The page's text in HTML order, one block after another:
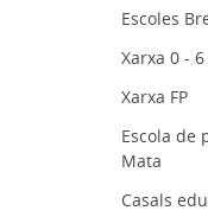
Escoles
Xarxa 0 - 6
Xarxa FP
Escola de
Mata
Casals